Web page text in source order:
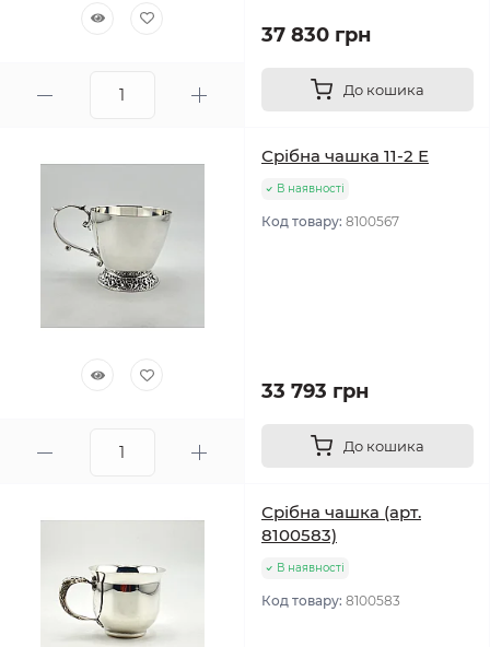
37 830 грн
До кошика
Срібна чашка 11-2 Е
В наявності
Код товару: 8100567
33 793 грн
До кошика
Срібна чашка (арт.
8100583)
В наявності
Код товару: 8100583